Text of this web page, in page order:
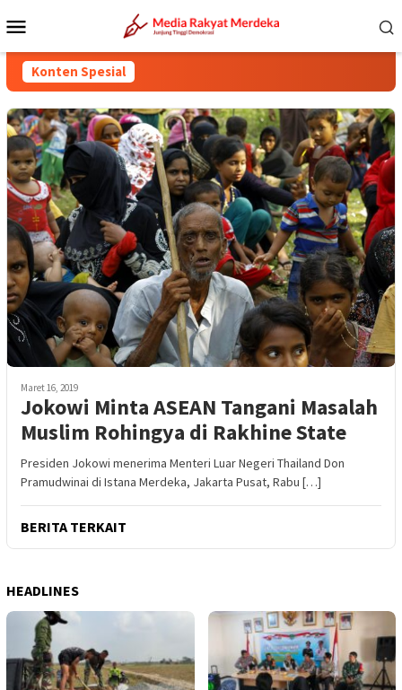
ke
Mobile
Konten Spesial
Maret 16, 2019
Jokowi Minta ASEAN Tangani Masalah
Muslim Rohingya di Rakhine State
Presiden Jokowi menerima Menteri Luar Negeri Thailand Don
Pramudwinai di Istana Merdeka, Jakarta Pusat, Rabu […]
BERITA TERKAIT
HEADLINES